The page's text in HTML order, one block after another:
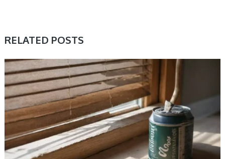
RELATED POSTS
BEZ KATEGORII